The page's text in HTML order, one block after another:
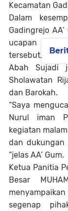
Kecamatan
Dalam
Gadingrejo
ucapan
tersebut,
Abah Sujadi
Sholawatan
dan Barokah.
“Saya
Nurul iman
kegiatan
dan dukungan
“jelas AA’ Gum.
Ketua Panitia
Besar
segenap